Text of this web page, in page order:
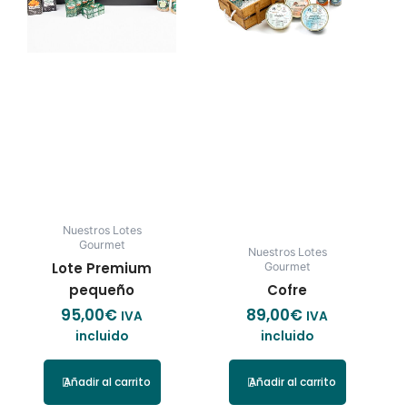
Nuestros Lotes
Gourmet
Lote Premium
pequeño
95,00€ IVA
incluido
Añadir al carrito
Nuestros Lotes
Gourmet
Cofre
89,00€ IVA
incluido
Añadir al carrito